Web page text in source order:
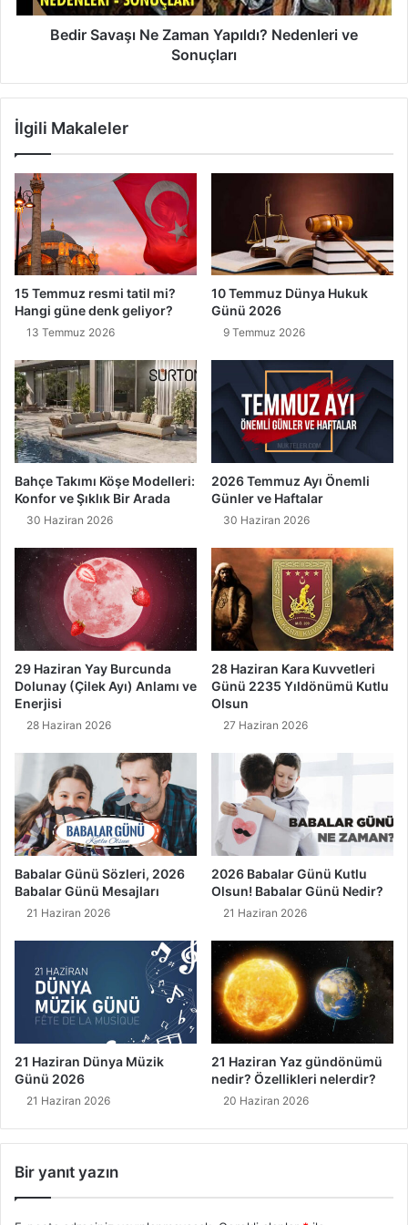
r
y
i
g
e
l
i
r
?
a
n
Y
a
p
ı
d
ı
N
e
d
e
n
l
e
r
e
u
l
a
r
Bedir Savaşı Ne Zaman Yapıldı? Nedenleri ve
Sonuçları
İlgili Makaleler
15 Temmuz resmi tatil mi?
Hangi güne denk geliyor?
13 Temmuz 2026
10 Temmuz Dünya Hukuk
Günü 2026
9 Temmuz 2026
Bahçe Takımı Köşe Modelleri:
Konfor ve Şıklık Bir Arada
30 Haziran 2026
2026 Temmuz Ayı Önemli
Günler ve Haftalar
30 Haziran 2026
29 Haziran Yay Burcunda
Dolunay (Çilek Ayı) Anlamı ve
Enerjisi
28 Haziran 2026
28 Haziran Kara Kuvvetleri
Günü 2235 Yıldönümü Kutlu
Olsun
27 Haziran 2026
Babalar Günü Sözleri, 2026
Babalar Günü Mesajları
21 Haziran 2026
2026 Babalar Günü Kutlu
Olsun! Babalar Günü Nedir?
21 Haziran 2026
21 Haziran Dünya Müzik
Günü 2026
21 Haziran 2026
21 Haziran Yaz gündönümü
nedir? Özellikleri nelerdir?
20 Haziran 2026
Bir yanıt yazın